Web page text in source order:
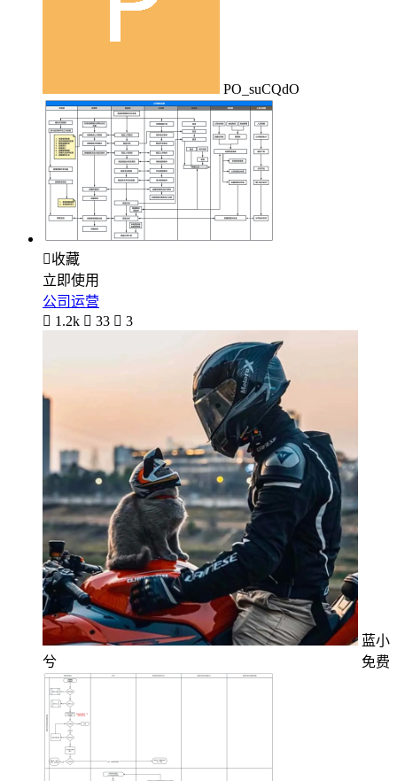
PO_suCQdO
收藏
立即使用
公司运营
 1.2k  33  3
蓝小
兮
免费